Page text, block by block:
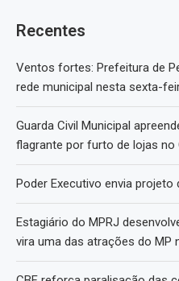
Recentes
Ventos fortes: Prefeitura de
rede municipal nesta sexta-
Guarda Civil Municipal
flagrante por furto de lojas no
Poder Executivo envia projeto
Estagiário do MPRJ
vira uma das atrações do MP